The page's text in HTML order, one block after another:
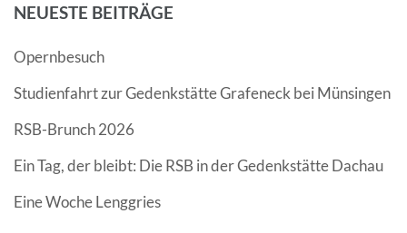
NEUESTE BEITRÄGE
Opernbesuch
Studienfahrt zur Gedenkstätte Grafeneck bei Münsingen
RSB-Brunch 2026
Ein Tag, der bleibt: Die RSB in der Gedenkstätte Dachau
Eine Woche Lenggries